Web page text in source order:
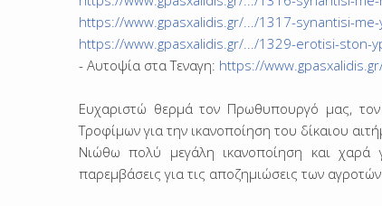
https://www.gpasxalidis.gr/.../1317-synantisi-me-
https://www.gpasxalidis.gr/.../1329-erotisi-ston-
- Αυτοψία στα Τεναγη: https://
Ευχαριστώ θερμά τον Πρωθυπουργό μας, τον
Τροφίμων για την ικανοποίηση του δίκαιου
Νιώθω πολύ μεγάλη ικανοποίηση και χαρά
παρεμβάσεις για τις αποζημιώσεις των